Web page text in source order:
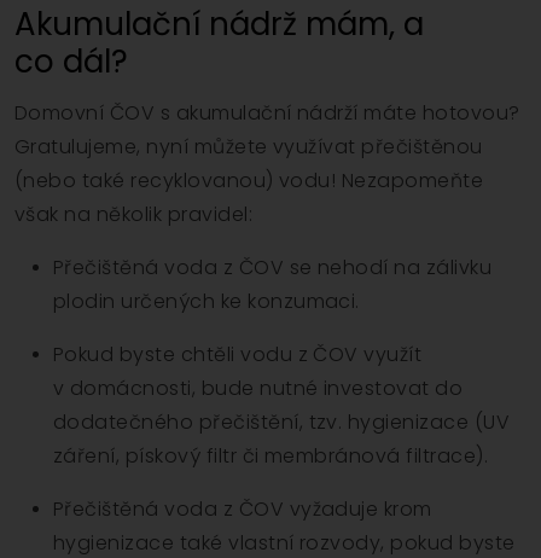
Akumulační nádrž mám, a
co dál?
Domovní ČOV s akumulační nádrží máte hotovou?
Gratulujeme, nyní můžete využívat přečištěnou
(nebo také recyklovanou) vodu! Nezapomeňte
však na několik pravidel:
Přečištěná voda z ČOV se nehodí na zálivku
plodin určených ke konzumaci.
Pokud byste chtěli vodu z ČOV využít
v domácnosti, bude nutné investovat do
dodatečného přečištění, tzv. hygienizace (UV
záření, pískový filtr či membránová filtrace).
Přečištěná voda z ČOV vyžaduje krom
hygienizace také vlastní rozvody, pokud byste